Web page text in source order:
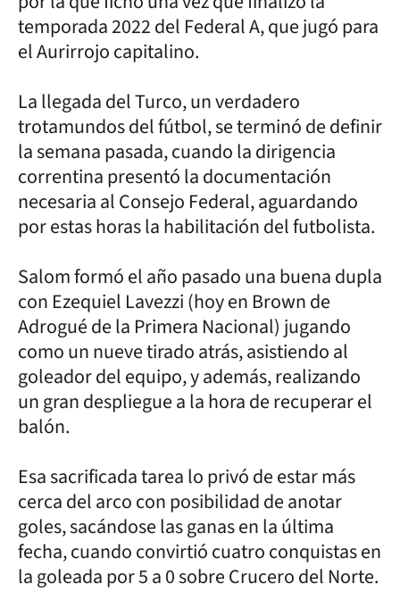
temporada 2022 del Federal A, que jugó para
el Aurirrojo capitalino.
La llegada del Turco, un verdadero
trotamundos del fútbol, se terminó de definir
la semana pasada, cuando la dirigencia
correntina presentó la documentación
necesaria al Consejo Federal, aguardando
por estas horas la habilitación del futbolista.
Salom formó el año pasado una buena dupla
con Ezequiel Lavezzi (hoy en Brown de
Adrogué de la Primera Nacional) jugando
como un nueve tirado atrás, asistiendo al
goleador del equipo, y además, realizando
un gran despliegue a la hora de recuperar el
balón.
Esa sacrificada tarea lo privó de estar más
cerca del arco con posibilidad de anotar
goles, sacándose las ganas en la última
fecha, cuando convirtió cuatro conquistas en
la goleada por 5 a 0 sobre Crucero del Norte.